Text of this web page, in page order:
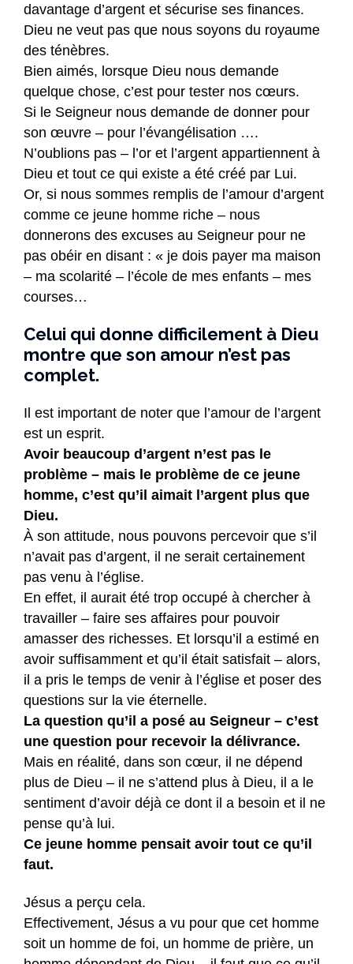
davantage d’argent et sécurise ses finances.
Dieu ne veut pas que nous soyons du royaume
des ténèbres.
Bien aimés, lorsque Dieu nous demande
quelque chose, c’est pour tester nos cœurs.
Si le Seigneur nous demande de donner pour
son œuvre – pour l’évangélisation ….
N’oublions pas – l’or et l’argent appartiennent à
Dieu et tout ce qui existe a été créé par Lui.
Or, si nous sommes remplis de l’amour d’argent
comme ce jeune homme riche – nous
donnerons des excuses au Seigneur pour ne
pas obéir en disant : « je dois payer ma maison
– ma scolarité – l’école de mes enfants – mes
courses…
Celui qui donne difficilement à Dieu
montre que son amour n’est pas
complet.
Il est important de noter que l’amour de l’argent
est un esprit.
Avoir beaucoup d’argent n’est pas le
problème – mais le problème de ce jeune
homme, c’est qu’il aimait l’argent plus que
Dieu.
À son attitude, nous pouvons percevoir que s’il
n’avait pas d’argent, il ne serait certainement
pas venu à l’église.
En effet, il aurait été trop occupé à chercher à
travailler – faire ses affaires pour pouvoir
amasser des richesses. Et lorsqu’il a estimé en
avoir suffisamment et qu’il était satisfait – alors,
il a pris le temps de venir à l’église et poser des
questions sur la vie éternelle.
La question qu’il a posé au Seigneur – c’est
une question pour recevoir la délivrance.
Mais en réalité, dans son cœur, il ne dépend
plus de Dieu – il ne s’attend plus à Dieu, il a le
sentiment d’avoir déjà ce dont il a besoin et il ne
pense qu’à lui.
Ce jeune homme pensait avoir tout ce qu’il
faut.
Jésus a perçu cela.
Effectivement, Jésus a vu pour que cet homme
soit un homme de foi, un homme de prière, un